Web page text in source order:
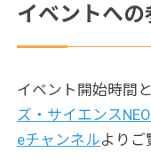
イベントへ
イベント開始時間
ズ・サイエンス
eチャンネルよりご